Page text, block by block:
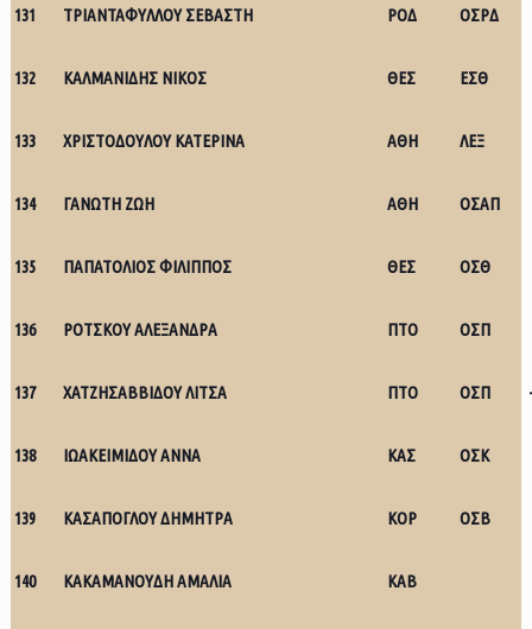
131 ΤΡΙΑΝΤΑΦΥΛΛΟΥ ΣΕΒΑΣΤΗ ΡΟΔ ΟΣΡΔ
132 ΚΑΛΜΑΝΙΔΗΣ ΝΙΚΟΣ ΘΕΣ ΕΣΘ
133 ΧΡΙΣΤΟΔΟΥΛΟΥ ΚΑΤΕΡΙΝΑ ΑΘΗ ΛΕΞ
134 ΓΑΝΩΤΗ ΖΩΗ ΑΘΗ ΟΣΑΠ
135 ΠΑΠΑΤΟΛΙΟΣ ΦΙΛΙΠΠΟΣ ΘΕΣ ΟΣΘ
136 ΡΟΤΣΚΟΥ ΑΛΕΞΑΝΔΡΑ ΠΤΟ ΟΣΠ
137 ΧΑΤΖΗΣΑΒΒΙΔΟΥ ΛΙΤΣΑ ΠΤΟ ΟΣΠ
138 ΙΩΑΚΕΙΜΙΔΟΥ ΑΝΝΑ ΚΑΣ ΟΣΚ
139 ΚΑΣΑΠΟΓΛΟΥ ΔΗΜΗΤΡΑ ΚΟΡ ΟΣΒ
140 ΚΑΚΑΜΑΝΟΥΔΗ ΑΜΑΛΙΑ ΚΑΒ